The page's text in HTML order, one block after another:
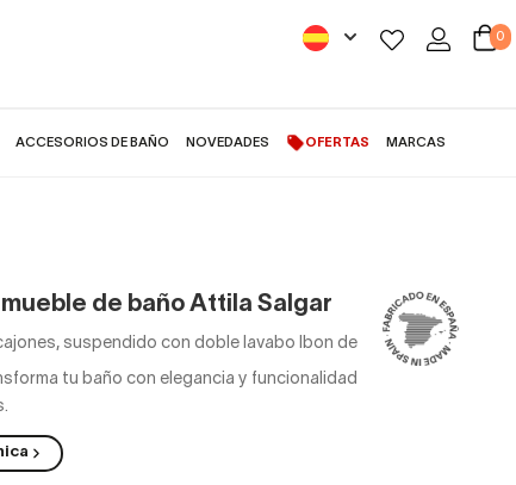
0
ACCESORIOS DE BAÑO NOVEDADES OFERTAS MARCAS
de baño Attila Salgar
suspendido con doble lavabo Ibon de
tu baño con elegancia y funcionalidad